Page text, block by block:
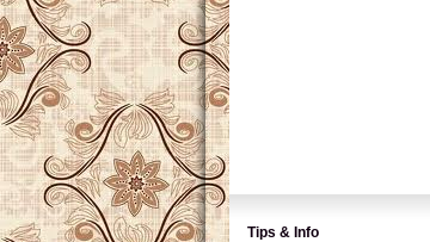
Tips & Info